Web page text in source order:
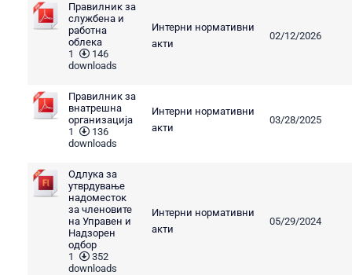
Правилник за
службена и
работна
облека
1
146
downloads
Интерни нормативни
акти
02/12/2026
Правилник за
внатрешна
организација
1
136
downloads
Интерни нормативни
акти
03/28/2025
Одлука за
утврдување
надоместок
за членовите
на Управен и
Надзорен
одбор
1
352
downloads
Интерни нормативни
акти
05/29/2024